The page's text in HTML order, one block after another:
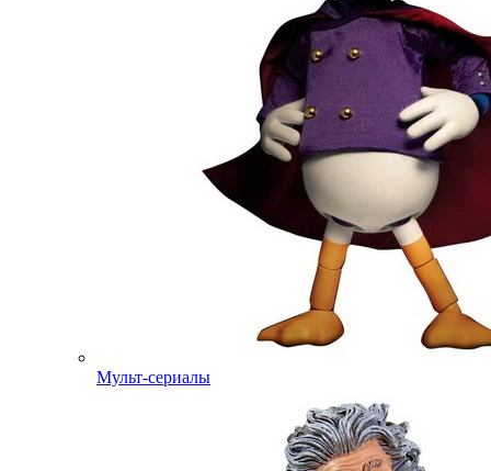
Мульт-сериалы